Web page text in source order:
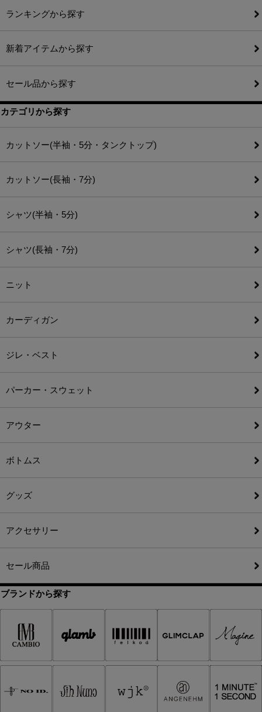
ランキングから探す
新着アイテムから探す
セール品から探す
カテゴリから探す
カットソー(半袖・5分・タンクトップ)
カットソー(長袖・7分)
シャツ(半袖・5分)
シャツ(長袖・7分)
ニット
カーディガン
ジレ・ベスト
パーカー・スウェット
アウター
ボトムス
グッズ
アクセサリー
セール商品
ブランドから探す